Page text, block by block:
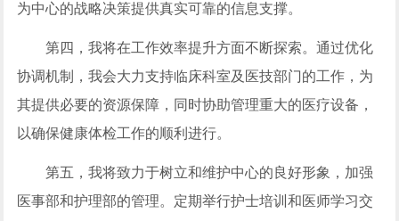
为中心的战略决策提供真实可靠的信息支撑。
第四，我将在工作效率提升方面不断探索。通过优化
协调机制，我会大力支持临床科室及医技部门的工作，为
其提供必要的资源保障，同时协助管理重大的医疗设备，
以确保健康体检工作的顺利进行。
第五，我将致力于树立和维护中心的良好形象，加强
医事部和护理部的管理。定期举行护士培训和医师学习交